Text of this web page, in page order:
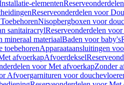
elementen
Reserveonderdelen voor
Nisopbergboxen voor
sanitairacrylReserveonderdelen
mineraal materiaalBaden voor baby's
toebehorenApparaataansluitingen
afvoerkapAfvoerdeksel
voor Met afvoerkapZonder
Afvoergarnituren voor